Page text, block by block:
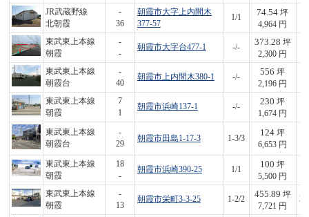
JR武蔵野線
北朝霞
-
36
朝霞市大字上内間木
377-57
1/1
74.54 坪
4,964 円
東武東上本線
朝霞
-
-
朝霞市大字台477-1 -/-
373.28 坪
2,300 円
東武東上本線
朝霞台
-
40
朝霞市上内間木380-1 -/-
556 坪
2,196 円
東武東上本線
朝霞
7
1
朝霞市浜崎137-1 -/-
230 坪
1,674 円
東武東上本線
朝霞台
-
29
朝霞市田島1-17-3 1-3/3
124 坪
6,653 円
東武東上本線
朝霞
18
-
朝霞市浜崎390-25 1/1
100 坪
5,500 円
東武東上本線
朝霞
-
13
朝霞市栄町3-3-25 1-2/2
455.89 坪
7,721 円